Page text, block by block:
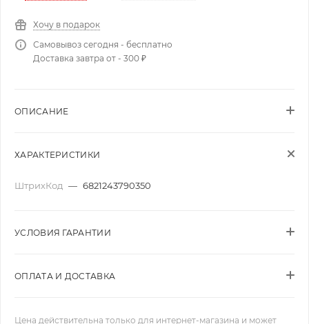
Хочу в подарок
Самовывоз сегодня - бесплатно
Доставка завтра от - 300 ₽
ОПИСАНИЕ
ХАРАКТЕРИСТИКИ
ШтрихКод — 6821243790350
УСЛОВИЯ ГАРАНТИИ
ОПЛАТА И ДОСТАВКА
Цена действительна только для интернет-магазина и может